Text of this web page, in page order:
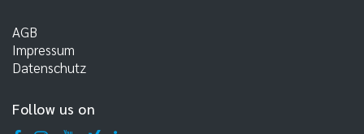
AGB
Impressum
Datenschutz
Follow us on